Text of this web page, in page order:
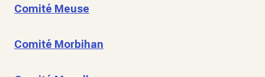
Comité Meuse
Comité Morbihan